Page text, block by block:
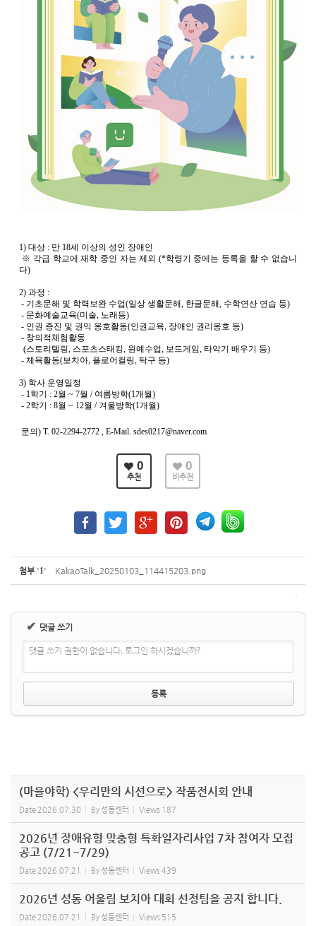
1) 대상 : 만 18세 이상의 성인 장애인
※ 각급 학교에 재학 중인 자는 제외 (*학령기 중에는 등록을 할 수 없습니
다)
2) 과정 :
- 기초문해 및 학력보완 수업(일상 생활문해, 한글문해, 수학연산 연습 등)
- 문화예술교육(미술, 노래등)
- 인권 증진 및 권익 옹호활동(인권교육, 장애인 권리옹호 등)
- 창의적체험활동
(스토리텔링, 스포츠스태킹, 원예수업, 보드게임, 타악기 배우기 등)
- 체육활동(보치아, 플로어컬링, 탁구 등)
3) 학사 운영일정
- 1학기 : 2월 ~ 7월 / 여름방학(1개월)
- 2학기 : 8월 ~ 12월 / 겨울방학(1개월)
문의) T. 02-2294-2772 , E-Mail. sdes0217@naver.com
0
추천
0
비추천
첨부 '1 ' KakaoTalk_20250103_114415203.png
✔ 댓글 쓰기
댓글 쓰기 권한이 없습니다. 로그인 하시겠습니까?
(마을야학) <우리만의 시선으로> 작품전시회 안내
Date 2026.07.30 By성동센터 Views 187
2026년 장애유형 맞춤형 특화일자리사업 7차 참여자 모집
공고 (7/21~7/29)
Date 2026.07.21 By성동센터 Views 439
2026년 성동 어울림 보치아 대회 선정팀을 공지 합니다.
Date 2026.07.21 By성동센터 Views 515